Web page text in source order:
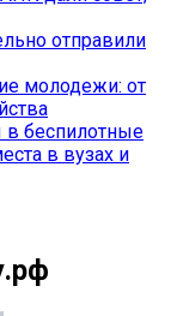
отправили
молодежи: от
в беспилотные
в вузах и